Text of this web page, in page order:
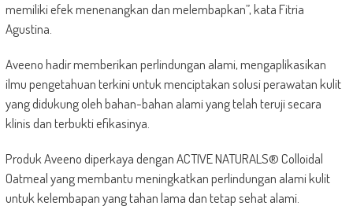
memiliki efek menenangkan dan melembapkan”, kata Fitria
Agustina.
Aveeno hadir memberikan perlindungan alami, mengaplikasikan
ilmu pengetahuan terkini untuk menciptakan solusi perawatan kulit
yang didukung oleh bahan-bahan alami yang telah teruji secara
klinis dan terbukti efikasinya.
Produk Aveeno diperkaya dengan ACTIVE NATURALS® Colloidal
Oatmeal yang membantu meningkatkan perlindungan alami kulit
untuk kelembapan yang tahan lama dan tetap sehat alami.